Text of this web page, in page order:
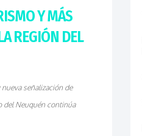
Y MÁS
REGIÓN DEL
señalización de
del Neuquén continúa